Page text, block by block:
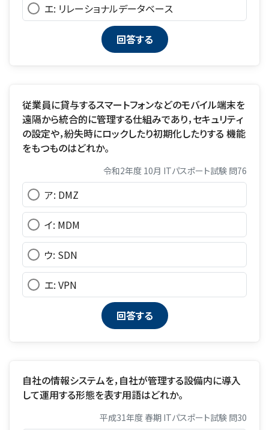
エ: リレーショナルデータベース
従業員に貸与するスマートフォンなどのモバイル端末を
遠隔から統合的に管理する仕組みであり，セキュリティ
の設定や，紛失時にロックしたり初期化したりする 機能
をもつものはどれか。
令和2年度 10月 ITパスポート試験 問76
ア: DMZ
イ: MDM
ウ: SDN
エ: VPN
自社の情報システムを，自社が管理する設備内に導入
して運用する形態を表す用語はどれか。
平成31年度 春期 ITパスポート試験 問30